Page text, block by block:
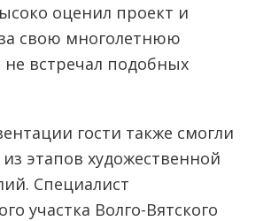
оценил проект и
свою многолетнюю
встречал подобных
гости также смогли
этапов художественной
Специалист
участка Волго-Вятского